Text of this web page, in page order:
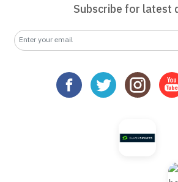
Subscribe for latest